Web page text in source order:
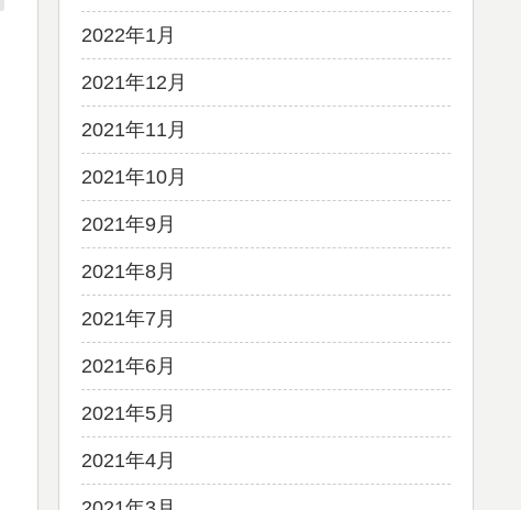
2022年1月
2021年12月
2021年11月
2021年10月
2021年9月
2021年8月
2021年7月
2021年6月
2021年5月
2021年4月